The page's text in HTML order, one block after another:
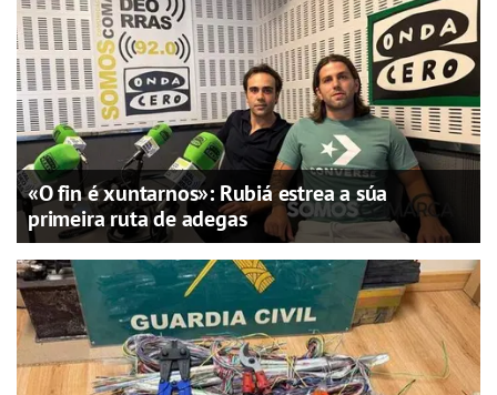
«O fin é xuntarnos»: Rubiá estrea a súa
primeira ruta de adegas